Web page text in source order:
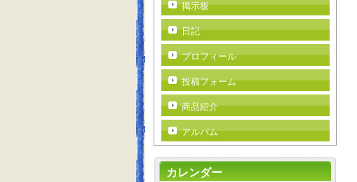
掲示板
日記
プロフィール
投稿フォーム
商品紹介
アルバム
カレンダー